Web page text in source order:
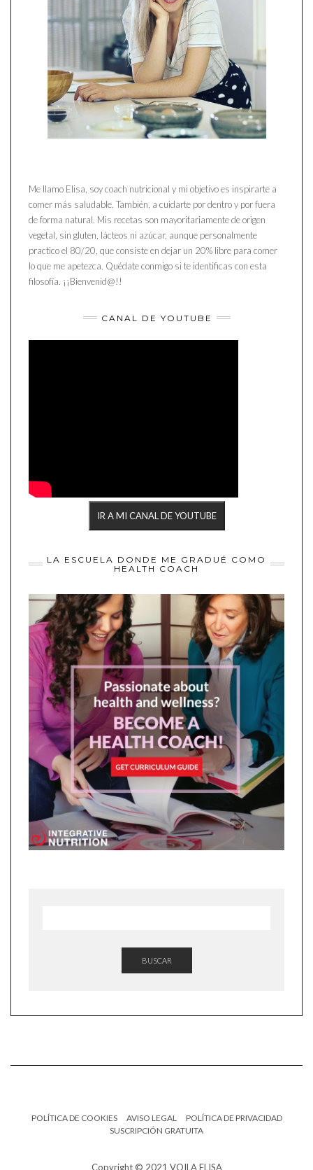
Me llamo Elisa, soy coach nutricional y mi objetivo es inspirarte a
comer más saludable. También, a cuidarte por dentro y por fuera
de forma natural. Mis recetas son mayoritariamente de origen
vegetal, sin gluten, lácteos ni azúcar, aunque personalmente
practico el 80/20, que consiste en dejar un 20% libre para comer
lo que me apetezca. Quédate conmigo si te identificas con esta
filosofía. ¡¡Bienvenid@!!
CANAL DE YOUTUBE
IR A MI CANAL DE YOUTUBE
LA ESCUELA DONDE ME GRADUÉ COMO
HEALTH COACH
BUSCAR
POLÍTICA DE COOKIES AVISO LEGAL
POLÍTICA DE PRIVACIDAD
SUSCRIPCIÓN GRATUITA
Copyright © 2021 VOILA ELISA